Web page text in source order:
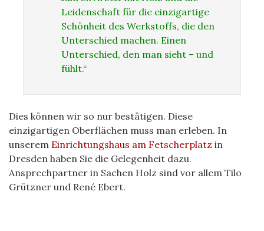
Leidenschaft für die einzigartige
Schönheit des Werkstoffs, die den
Unterschied machen. Einen
Unterschied, den man sieht – und
fühlt.“
Dies können wir so nur bestätigen. Diese
einzigartigen Oberflächen muss man erleben. In
unserem Einrichtungshaus am Fetscherplatz in
Dresden haben Sie die Gelegenheit dazu.
Ansprechpartner in Sachen Holz sind vor allem Tilo
Grützner und René Ebert.